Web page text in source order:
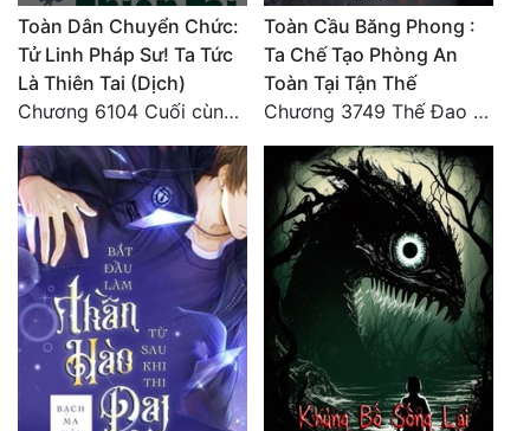
Toàn Dân Chuyển Chức:
Tử Linh Pháp Sư! Ta Tức
Là Thiên Tai (Dịch)
Chương 6104 Cuối cùng (HẾT)
Toàn Cầu Băng Phong :
Ta Chế Tạo Phòng An
Toàn Tại Tận Thế
Chương 3749 Thế Đao xuất kích